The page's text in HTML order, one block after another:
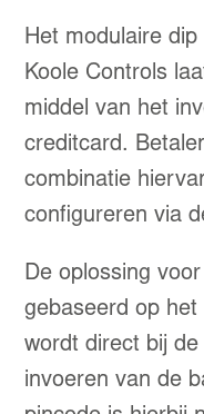
Het modulaire
Koole Controls
middel van het
creditcard.
combinatie
configureren via
De oplossing
gebaseerd op het
wordt direct bij
invoeren van de